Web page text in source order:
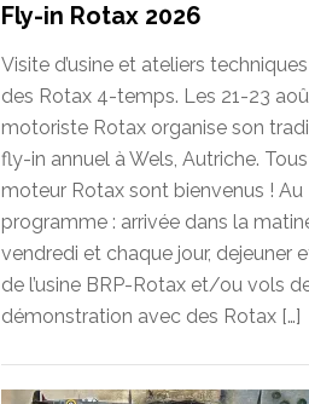
Fly-in Rotax 2026
Visite d’usine et ateliers
des Rotax 4-temps. Les 21-23
motoriste Rotax organise son
fly-in annuel à Wels, Autriche.
moteur Rotax sont bienvenus ! Au
programme : arrivée dans la
vendredi et chaque jour, dejeuner
de l’usine BRP-Rotax et/ou vols
démonstration avec des Rotax […]